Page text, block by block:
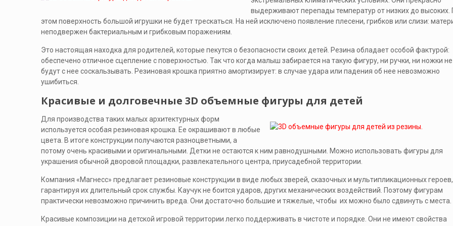
выдерживают перепады температур от низких до высоких.
этом поверхность большой игрушки не будет трескаться. На ней исключено появление плесени, грибков или слизи:
неподвержен бактериальным и грибковым поражениям.
Это настоящая находка для родителей, которые пекутся о безопасности своих детей. Резина обладает особой фактурой:
обеспечено отличное сцепление с поверхностью. Так что когда малыш забирается на такую фигуру, ни ручки, ни ножки не
будут с нее соскальзывать. Резиновая крошка приятно амортизирует: в случае удара или падения об нее невозможно
ушибиться.
Красивые и долговечные 3D объемные фигуры для детей
Для производства таких малых архитектурных форм
используется особая резиновая крошка. Ее окрашивают в любые
цвета. В итоге конструкции получаются разноцветными, а
потому очень красивыми и оригинальными. Детки не остаются к ним равнодушными. Можно использовать фигуры для
украшения обычной дворовой площадки, развлекательного центра, приусадебной территории.
Компания «Магнесс» предлагает резиновые конструкции в виде любых зверей, сказочных и мультипликационных героев,
гарантируя их длительный срок службы. Каучук не боится ударов, других механических воздействий. Поэтому фигурам
практически невозможно причинить вреда. Они достаточно большие и тяжелые, чтобы их можно было сдвинуть с места.
Красивые композиции на детской игровой территории легко поддерживать в чистоте и порядке. Они не имеют свойства